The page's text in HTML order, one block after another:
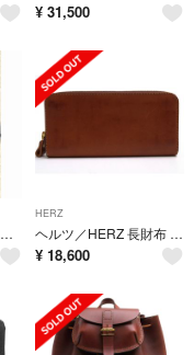
¥ 31,500
HERZ 博多店5周年記念 チンクリュック ブラック Mサイズ 限定 ヘルツ
HERZ
ヘルツ／HERZ 長財布 財布 ウォレット メンズ 男性 男性用 レザー 革 本革 ブラウン 茶 GS-76 小銭入れあり ユニセックス 男女兼用 ラウンドジップ ラウンドファスナー
¥ 18,600